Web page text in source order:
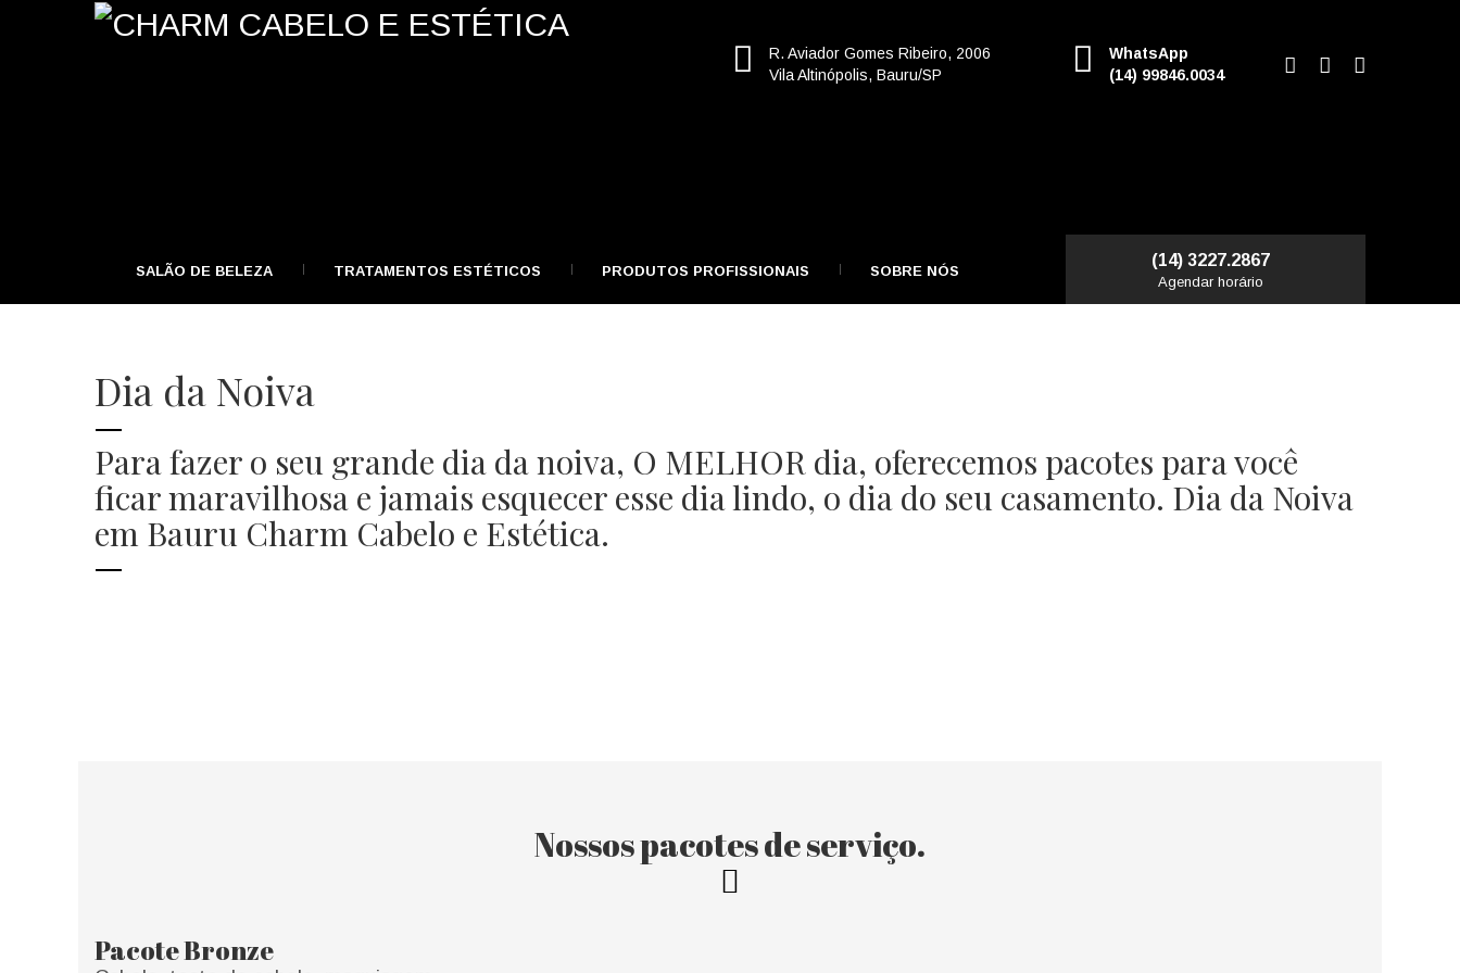
WhatsApp
(14) 99846.0034
R. Aviador Gomes Ribeiro, 2006
Vila Altinópolis, Bauru/SP
SALÃO DE BELEZA TRATAMENTOS ESTÉTICOS PRODUTOS PROFISSIONAIS SOBRE NÓS
(14) 3227.2867
Agendar horário
Dia da Noiva
Para fazer o seu grande dia da noiva, O MELHOR dia, oferecemos pacotes para você
ficar maravilhosa e jamais esquecer esse dia lindo, o dia do seu casamento. Dia da Noiva
em Bauru Charm Cabelo e Estética.
Nossos pacotes de serviço.
Pacote Bronze